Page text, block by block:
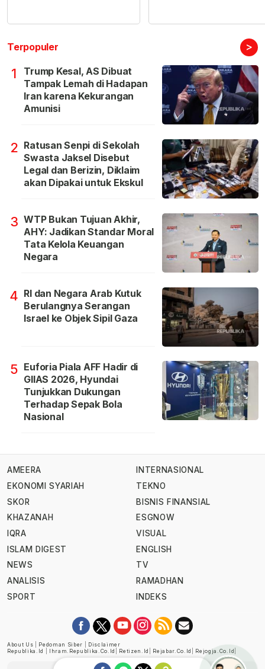
Terpopuler >
1
Trump Kesal, AS Dibuat
Tampak Lemah di Hadapan
Iran karena Kekurangan
Amunisi
2 Ratusan Senpi di Sekolah
Swasta Jaksel Disebut
Legal dan Berizin, Diklaim
akan Dipakai untuk Ekskul
3 WTP Bukan Tujuan Akhir,
AHY: Jadikan Standar Moral
Tata Kelola Keuangan
Negara
4 RI dan Negara Arab Kutuk
Berulangnya Serangan
Israel ke Objek Sipil Gaza
5 Euforia Piala AFF Hadir di
GIIAS 2026, Hyundai
Tunjukkan Dukungan
Terhadap Sepak Bola
Nasional
AMEERA
EKONOMI SYARIAH
SKOR
KHAZANAH
IQRA
ISLAM DIGEST
NEWS
ANALISIS
SPORT
INTERNASIONAL
TEKNO
BISNIS FINANSIAL
ESGNOW
VISUAL
ENGLISH
TV
RAMADHAN
INDEKS
About Us Pedoman Siber
Disclaimer
Republika.id
Ihram.republika.co.id Retizen.id Rejabar.co.id Rejogja.co.id